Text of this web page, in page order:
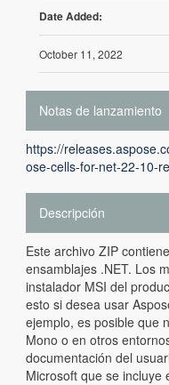
Date Added:
October 11, 2022
Notas de lanzamiento
https://
ose-cells-for-net-22-10-
Descripción
Este archivo ZIP
ensamblajes .NET. Los
instalador MSI del
esto si desea usar
ejemplo, es posible que
Mono o en otros
documentación del
Microsoft que se incluye